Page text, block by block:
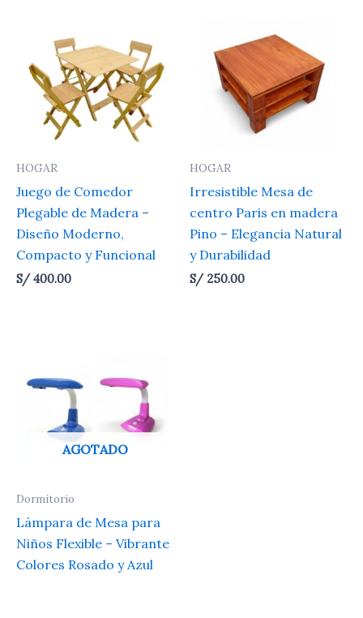
HOGAR
Juego de Comedor
Plegable de Madera –
Diseño Moderno,
Compacto y Funcional
S/400.00
HOGAR
Irresistible Mesa de
centro Paris en madera
Pino – Elegancia Natural
y Durabilidad
S/250.00
AGOTADO
Dormitorio
Lámpara de Mesa para
Niños Flexible – Vibrante
Colores Rosado y Azul